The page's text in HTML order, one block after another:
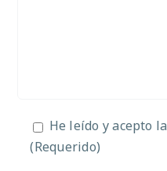
He leído y acepto la
(Requerido)